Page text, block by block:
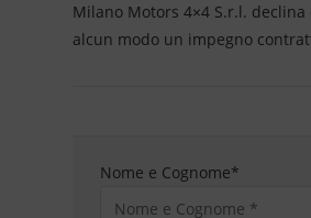
Milano Motors 4×4 S.r.l.
alcun modo un impegno
Nome e Cognome*